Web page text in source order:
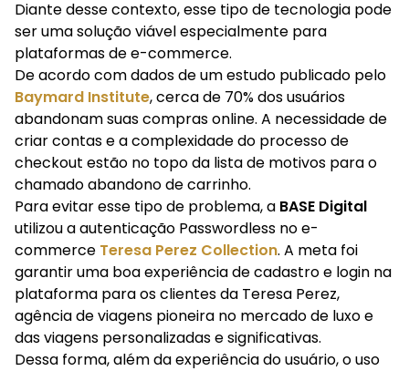
Diante desse contexto, esse tipo de tecnologia pode
ser uma solução viável especialmente para
plataformas de e-commerce.
De acordo com dados de um estudo publicado pelo
Baymard Institute, cerca de 70% dos usuários
abandonam suas compras online. A necessidade de
criar contas e a complexidade do processo de
checkout estão no topo da lista de motivos para o
chamado abandono de carrinho.
Para evitar esse tipo de problema, a BASE Digital
utilizou a autenticação Passwordless no e-
commerce Teresa Perez Collection. A meta foi
garantir uma boa experiência de cadastro e login na
plataforma para os clientes da Teresa Perez,
agência de viagens pioneira no mercado de luxo e
das viagens personalizadas e significativas.
Dessa forma, além da experiência do usuário, o uso